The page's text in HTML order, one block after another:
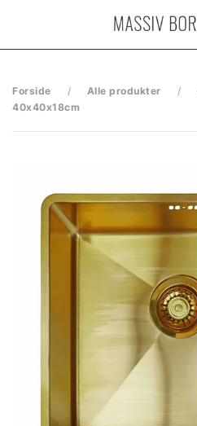
Forside Alle produkter
40x40x18cm